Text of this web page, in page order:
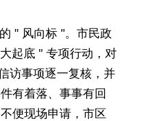
" 风向标 "。市民政
起底 " 专项行动，对
访事项逐一复核，并
有着落、事事有回
便现场申请，市区